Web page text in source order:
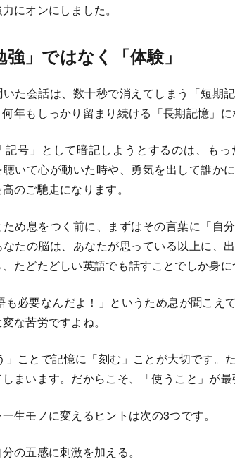
にオンにしました。
」ではなく「体験」
た会話は、数十秒で消えてしまう「短期
年もしっかり留まり続ける「長期記憶」に
号」として暗記しようとするのは、も
聴いて心が動いた時や、勇気を出して誰か
のご馳走になります。
め息をつく前に、まずはその言葉に「自
なたの脳は、あなたが思っている以上に、
たどたどしい英語でも話すことでしか身に
も必要なんだよ！」というため息が聞こ
な苦労ですよね。
ことで記憶に「刻む」ことが大切です。
まいます。だからこそ、「使うこと」が最
生モノに変えるヒントは次の3つです。
の五感に刺激を加える。